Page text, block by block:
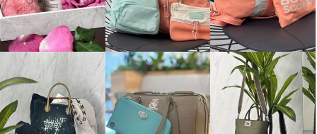
コモエリークローゼット 異素材
コンビネーション バルーンスリ
ーブブラウス
オフホワイト
老舗ヤマト屋 ポリカーボネイト
薄合成皮革使用 超軽量・洗える
ボディバッグ “ラビラビシリーズ”
プラム
¥0